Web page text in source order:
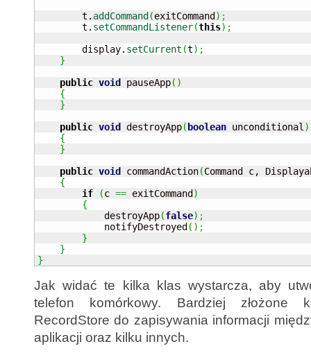
        t.
addCommand(exitCommand) ;
        t.
setCommandListener(this) ;
        display.
setCurrent (t) ;
}
public void pauseApp( )
{
}
public void destroyApp(boolean unconditional )
{
}
public void commandAction(Command c,
{
if
(c == exitCommand)
{
            destroyApp
(false) ;
            notifyDestroyed
( ) ;
}
}
}
Jak widać te kilka klas wystarcza, aby
telefon komórkowy. Bardziej złożone
RecordStore do zapisywania informacji
aplikacji oraz kilku innych.